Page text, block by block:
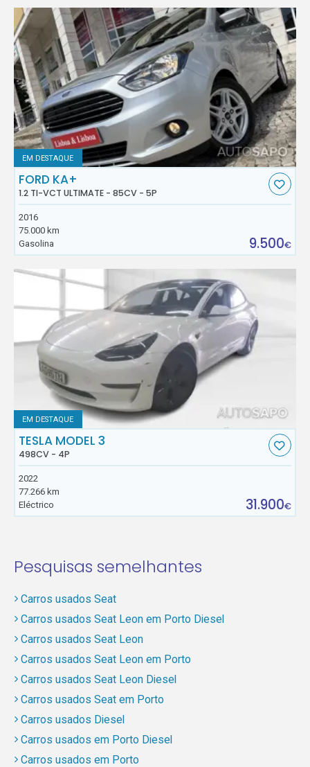
EM DESTAQUE
FORD KA+
1.2 TI-VCT ULTIMATE - 85CV - 5P
2016
75.000 km
Gasolina
9.500€
EM DESTAQUE
TESLA MODEL 3
498CV - 4P
2022
77.266 km
Eléctrico
31.900€
Pesquisas semelhantes
Carros usados Seat
Carros usados Seat Leon em Porto Diesel
Carros usados Seat Leon
Carros usados Seat Leon em Porto
Carros usados Seat Leon Diesel
Carros usados Seat em Porto
Carros usados Diesel
Carros usados em Porto Diesel
Carros usados em Porto